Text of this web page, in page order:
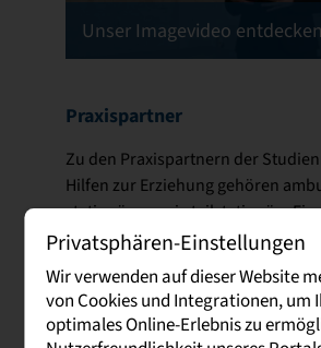
Unser Imagevideo entdecken
Praxispartner
Zu den Praxispartnern der
Hilfen zur Erziehung gehören
stationäre sowie teilstationäre
der Jugendhilfe, deren Träger und
also Einrichtungen in freier oder
Trägerschaft –, heilpädagogische
sozialpädagogische
sozialpädagogische Familienhilfe
Privatsphären-Einstellungen
Wir verwenden auf dieser Website
von Cookies und Integrationen, um
optimales Online-Erlebnis zu